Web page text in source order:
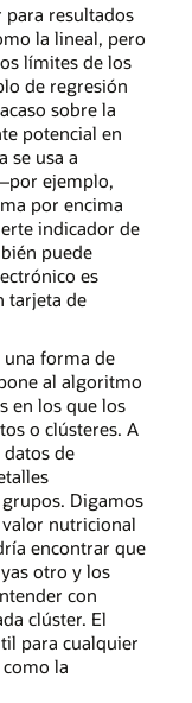
resultados
la lineal, pero
límites de los
de regresión
sobre la
potencial en
se usa a
ejemplo,
por encima
indicador de
puede
es
tarjeta de
forma de
al algoritmo
en los que los
o clústeres. A
de
Digamos
nutricional
encontrar que
otro y los
con
clúster. El
para cualquier
la